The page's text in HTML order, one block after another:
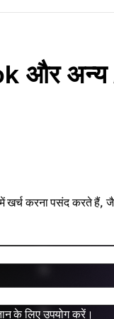
और
में खर्च करना पसंद करते हैं,
के लिए उपयोग करें।